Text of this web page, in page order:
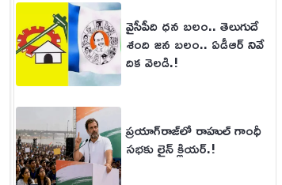
వైసీపీది ధన బలం.. తెలుగుదే
శంది జన బలం.. ఏడీఆర్ నివే
దిక వెల్లడి.!
ప్రయాగ్‌రాజ్‌లో రాహుల్ గాంధీ
సభకు లైన్ క్లియర్.!